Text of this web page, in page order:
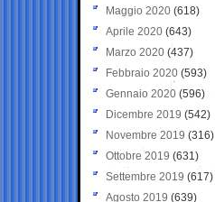
Maggio 2020 (618)
Aprile 2020 (643)
Marzo 2020 (437)
Febbraio 2020 (593)
Gennaio 2020 (596)
Dicembre 2019 (542)
Novembre 2019 (316)
Ottobre 2019 (631)
Settembre 2019 (617)
Agosto 2019 (639)